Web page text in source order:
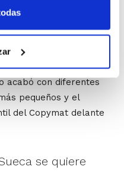
grupo, con todos los
coordinador de
y autoridades
acabó con diferentes
pequeños y el
del Copymat delante
se quiere